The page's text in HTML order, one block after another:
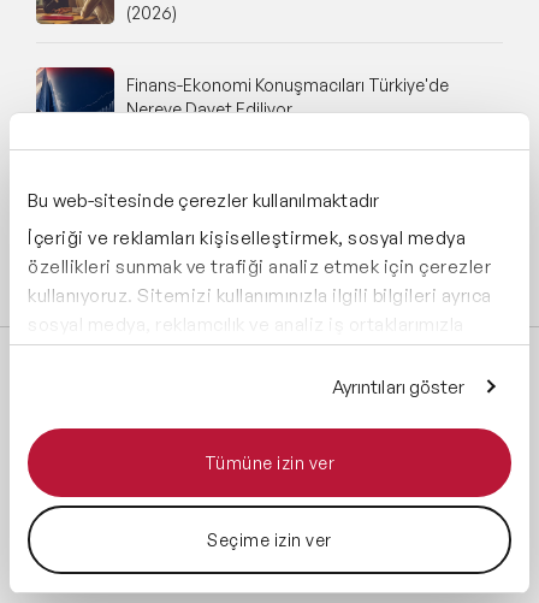
Bu web-sitesinde çerezler kullanılmaktadır
İçeriği ve reklamları kişiselleştirmek, sosyal medya
özellikleri sunmak ve trafiği analiz etmek için çerezler
kullanıyoruz. Sitemizi kullanımınızla ilgili bilgileri ayrıca
sosyal medya, reklamcılık ve analiz iş ortaklarımızla
paylaşabiliriz. İş ortaklarımız, bu bilgileri kendilerine
sağladığınız veya hizmetlerini kullanırken topladıkları
Ayrıntıları göster
Tümüne izin ver
Seçime izin ver
(2026)
Finans-Ekonomi Konuşmacıları Türkiye'de
Nereye Davet Ediliyor
Business Influencer Projesi Nasıl Kurgulanır?
Tüm blog yazılarını incele
Global Üyelikler: